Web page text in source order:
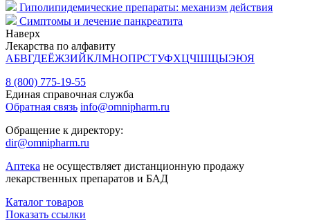
Гиполипидемические препараты: механизм действия
Симптомы и лечение панкреатита
Наверх
Лекарства по алфавиту
АБВГДЕЁЖЗИЙКЛМНОПРСТУФХЦЧШЩЫЭЮЯ
8 (800) 775-19-55
Единая справочная служба
Обратная связь info@omnipharm.ru
Обращение к директору:
dir@omnipharm.ru
Аптека не осуществляет дистанционную продажу
лекарственных препаратов и БАД
Каталог товаров
Показать ссылки